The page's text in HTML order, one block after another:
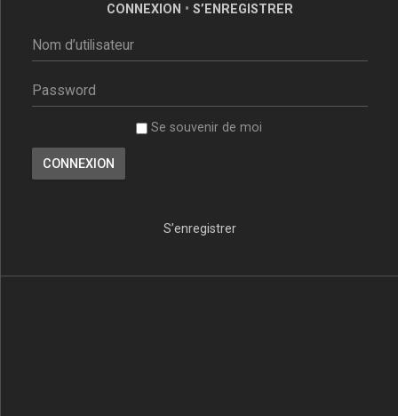
CONNEXION • S’ENREGISTRER
Se souvenir de moi
S’enregistrer